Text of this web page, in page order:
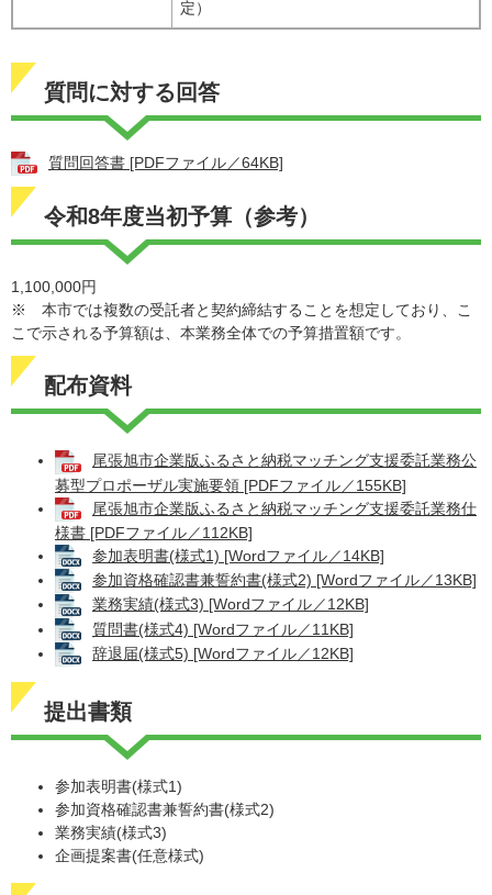
定）
質問に対する回答
質問回答書 [PDFファイル／64KB]
令和8年度当初予算（参考）
1,100,000円
※ 本市では複数の受託者と契約締結することを想定しており、こ
こで示される予算額は、本業務全体での予算措置額です。
配布資料
尾張旭市企業版ふるさと納税マッチング支援委託業務公
募型プロポーザル実施要領 [PDFファイル／155KB]
尾張旭市企業版ふるさと納税マッチング支援委託業務仕
様書 [PDFファイル／112KB]
参加表明書(様式1) [Wordファイル／14KB]
参加資格確認書兼誓約書(様式2) [Wordファイル／13KB]
業務実績(様式3) [Wordファイル／12KB]
質問書(様式4) [Wordファイル／11KB]
辞退届(様式5) [Wordファイル／12KB]
提出書類
参加表明書(様式1)
参加資格確認書兼誓約書(様式2)
業務実績(様式3)
企画提案書(任意様式)